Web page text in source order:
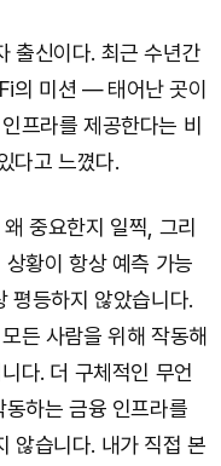
출신이다. 최근 수년간
의 미션 — 태어난 곳이
프라를 제공한다는 비
다고 느꼈다.
중요한지 일찍, 그리
황이 항상 예측 가능
평등하지 않았습니다.
든 사람을 위해 작동해
다. 더 구체적인 무언
하는 금융 인프라를
않습니다. 내가 직접 본